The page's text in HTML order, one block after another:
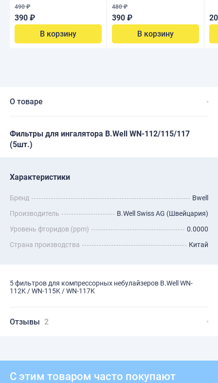
490 ₽
390 ₽
В корзину
480 ₽
390 ₽
В корзину
О товаре
Фильтры для ингалятора B.Well WN-112/115/117
(5шт.)
Характеристики
Бренд
Bwell
Производитель
B.Well Swiss AG (Швейцария)
Уровень фторидов (ppm)
0.0000
Страна производства
Китай
5 фильтров для компрессорных небулайзеров B.Well WN-
112K / WN-115K / WN-117K
Отзывы 2
С этим товаром часто покупают